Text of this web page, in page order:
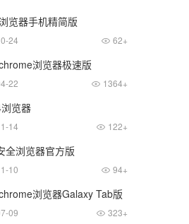
览器手机精简版
24 62+
浏览器极速版
22 1364+
览器
14 122+
全浏览器官方版
10 94+
浏览器Galaxy Tab版
09 323+